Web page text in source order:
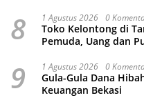
8 1 Agustus 2026 0
Toko Kelontong di
Pemuda, Uang dan
9 1 Agustus 2026 0
Gula-Gula Dana
Keuangan Bekasi